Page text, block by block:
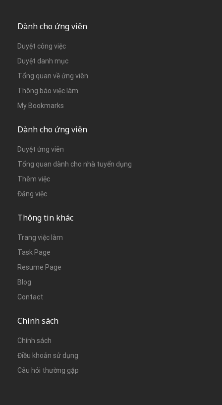
Dành cho ứng viên
Duyệt công việc
Duyệt danh mục
Tổng quan về ứng viên
Thông báo việc làm
My Bookmarks
Dành cho ứng viên
Duyệt ứng viên
Tổng quan dành cho nhà tuyển dụng
Thêm việc
Đăng việc
Thông tin khác
Trang việc làm
Task Page
Resume Page
Blog
Contact
Chính sách
Chính sách
Điều khoản sử dụng
Câu hỏi thường gặp